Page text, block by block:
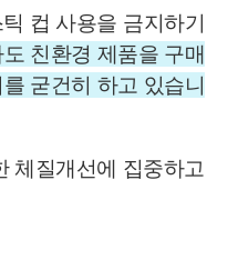
컵 사용을 금지하기
친환경 제품을 구매
굳건히 하고 있습니
체질개선에 집중하고